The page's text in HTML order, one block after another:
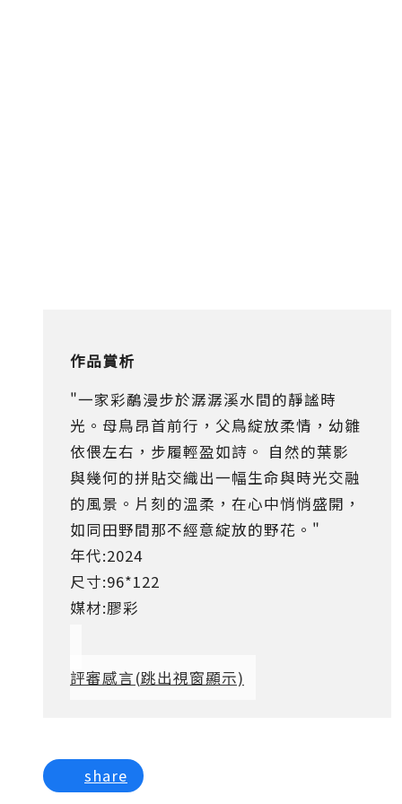
作品賞析
"一家彩鷸漫步於潺潺溪水間的靜謐時
光。母鳥昂首前行，父鳥綻放柔情，幼雛
依偎左右，步履輕盈如詩。 自然的葉影
與幾何的拼貼交織出一幅生命與時光交融
的風景。片刻的溫柔，在心中悄悄盛開，
如同田野間那不經意綻放的野花。"
年代:2024
尺寸:96*122
媒材:膠彩
評審感言(跳出視窗顯示)
share